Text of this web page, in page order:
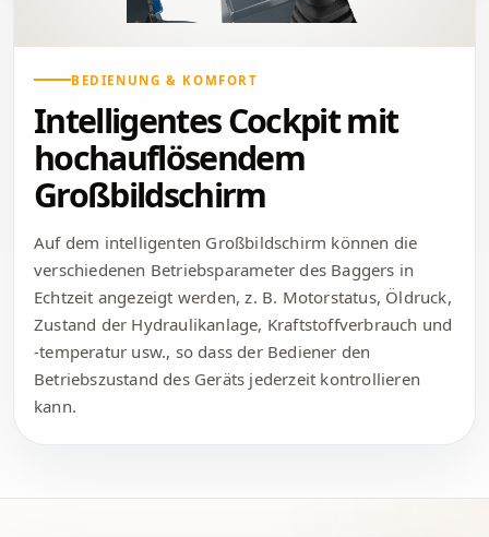
BEDIENUNG & KOMFORT
Intelligentes Cockpit mit
hochauflösendem
Großbildschirm
Auf dem intelligenten Großbildschirm können die
verschiedenen Betriebsparameter des Baggers in
Echtzeit angezeigt werden, z. B. Motorstatus, Öldruck,
Zustand der Hydraulikanlage, Kraftstoffverbrauch und
-temperatur usw., so dass der Bediener den
Betriebszustand des Geräts jederzeit kontrollieren
kann.